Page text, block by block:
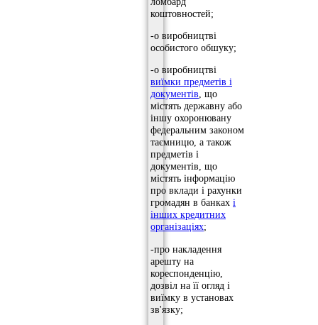
коштовностей;
-о виробництві
особистого обшуку;
-о виробництві
виїмки предметів і
документів, що
містять державну або
іншу охоронювану
федеральним законом
таємницю, а також
предметів і
документів, що
містять інформацію
про вклади і рахунки
громадян в банках і
інших кредитних
організаціях;
-про накладення
арешту на
кореспонденцію,
дозвіл на її огляд і
виїмку в установах
зв'язку;